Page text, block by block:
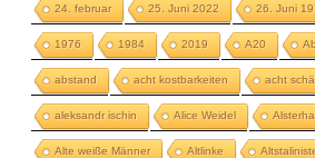
24. februar 25. Juni 2022 26. Juni
1976 1984 2019 A20
abstand acht kostbarkeiten acht
aleksandr ischin Alice Weidel
Alte weiße Männer Altlinke